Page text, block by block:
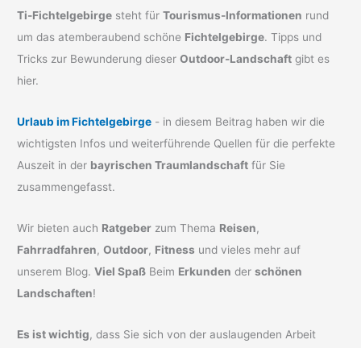
Ti-Fichtelgebirge steht fürTourismus-Informationen rund
um das atemberaubend schöne Fichtelgebirge. Tipps und
Tricks zur Bewunderung dieserOutdoor-Landschaft gibt es
hier.
Urlaub im Fichtelgebirge - in diesem Beitrag haben wir die
wichtigsten Infos und weiterführende Quellen für die perfekte
Auszeit in der bayrischen Traumlandschaft für Sie
zusammengefasst.
Wir bieten auch Ratgeber zum Thema Reisen,
Fahrradfahren,Outdoor, Fitness und vieles mehr auf
unserem Blog.Viel Spaß Beim Erkunden derschönen
Landschaften!
Es ist wichtig, dass Sie sich von der auslaugenden Arbeit